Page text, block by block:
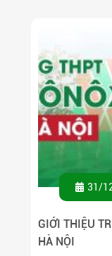
31/
GIỚI THIỆU
HÀ NỘI